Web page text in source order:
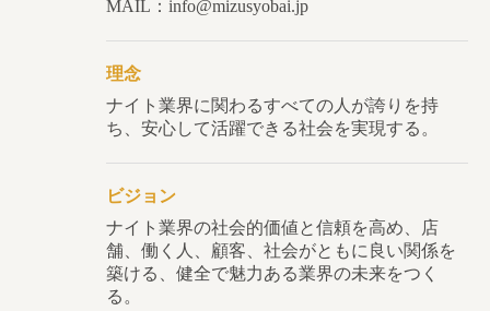
MAIL：info@mizusyobai.jp
理念
ナイト業界に関わるすべての人が誇りを持
ち、安心して活躍できる社会を実現する。
ビジョン
ナイト業界の社会的価値と信頼を高め、店
舗、働く人、顧客、社会がともに良い関係を
築ける、健全で魅力ある業界の未来をつく
る。